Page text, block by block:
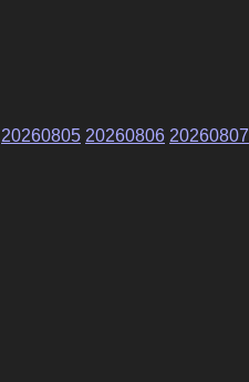
20260805 20260806 20260807